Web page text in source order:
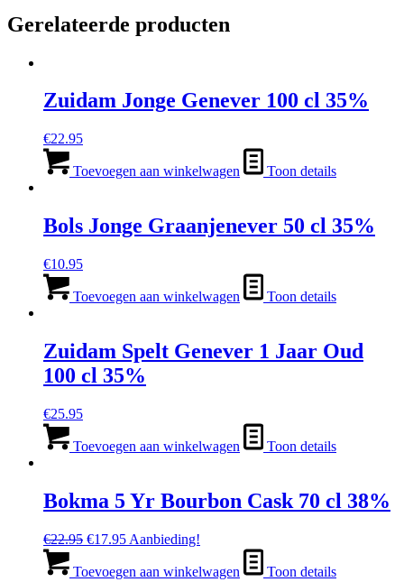
Gerelateerde producten
Zuidam Jonge Genever 100 cl 35%
€22.95
Toevoegen aan winkelwagen Toon details
Bols Jonge Graanjenever 50 cl 35%
€10.95
Toevoegen aan winkelwagen Toon details
Zuidam Spelt Genever 1 Jaar Oud
100 cl 35%
€25.95
Toevoegen aan winkelwagen Toon details
Bokma 5 Yr Bourbon Cask 70 cl 38%
€22.95 Oorspronkelijke
was:
€17.95Huidige
is:
Aanbieding!
Toevoegen aan winkelwagen Toon details